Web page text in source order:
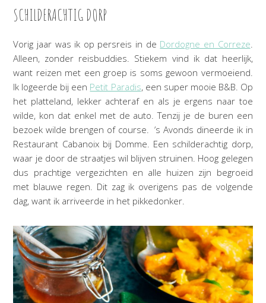
SCHILDERACHTIG DORP
Vorig jaar was ik op persreis in de Dordogne en Correze
Alleen, zonder reisbuddies. Stiekem vind ik dat heerlijk,
want reizen met een groep is soms gewoon vermoeiend.
Ik logeerde bij een Petit Paradis, een super mooie B&B. Op
het platteland, lekker achteraf en als je ergens naar toe
wilde, kon dat enkel met de auto. Tenzij je de buren een
bezoek wilde brengen of course. ’s Avonds dineerde ik in
Restaurant Cabanoix bij Domme. Een schilderachtig dorp,
waar je door de straatjes wil blijven struinen. Hoog gelegen
dus prachtige vergezichten en alle huizen zijn begroeid
met blauwe regen. Dit zag ik overigens pas de volgende
dag, want ik arriveerde in het pikkedonker.